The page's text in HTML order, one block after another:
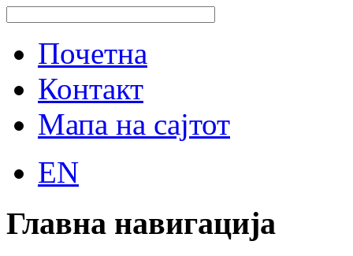
Почетна
Контакт
Мапа на сајтот
EN
Главна навигација